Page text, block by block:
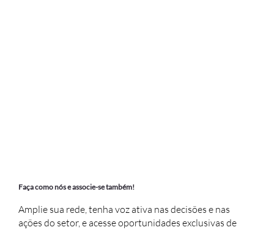
Faça como nós e associe-se também!
Amplie sua rede, tenha voz ativa nas decisões e nas
ações do setor, e acesse oportunidades exclusivas de